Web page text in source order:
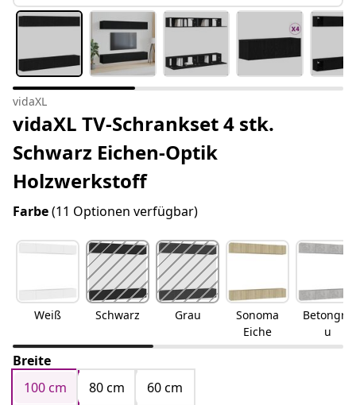
vidaXL
vidaXL TV-Schrankset 4 stk.
Schwarz Eichen-Optik
Holzwerkstoff
Farbe(11 Optionen verfügbar)
Weiß Schwarz Grau
Sonoma
Eiche
Betongra
u
Breite
100 cm
80 cm 60 cm